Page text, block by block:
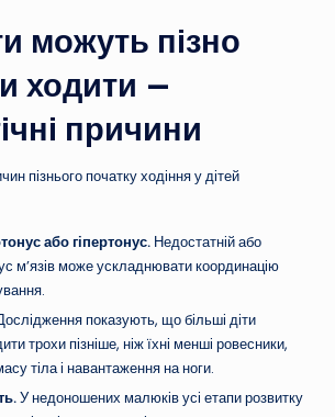
можуть пізно
ходити —
причини
пізнього початку ходіння у дітей
або гіпертонус. Недостатній або
м’язів може ускладнювати координацію
показують, що більші діти
трохи пізніше, ніж їхні менші ровесники,
тіла і навантаження на ноги.
У недоношених малюків усі етапи розвитку